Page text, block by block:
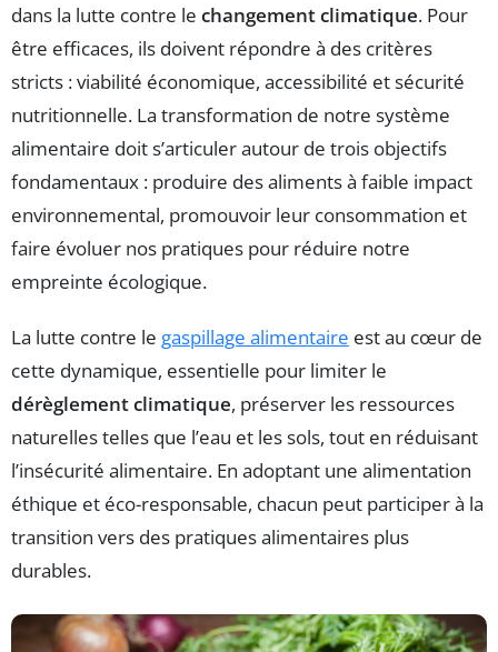
dans la lutte contre le changement climatique. Pour
être efficaces, ils doivent répondre à des critères
stricts : viabilité économique, accessibilité et sécurité
nutritionnelle. La transformation de notre système
alimentaire doit s’articuler autour de trois objectifs
fondamentaux : produire des aliments à faible impact
environnemental, promouvoir leur consommation et
faire évoluer nos pratiques pour réduire notre
empreinte écologique.
La lutte contre le gaspillage alimentaire est au cœur de
cette dynamique, essentielle pour limiter le
dérèglement climatique, préserver les ressources
naturelles telles que l’eau et les sols, tout en réduisant
l’insécurité alimentaire. En adoptant une alimentation
éthique et éco-responsable, chacun peut participer à la
transition vers des pratiques alimentaires plus
durables.